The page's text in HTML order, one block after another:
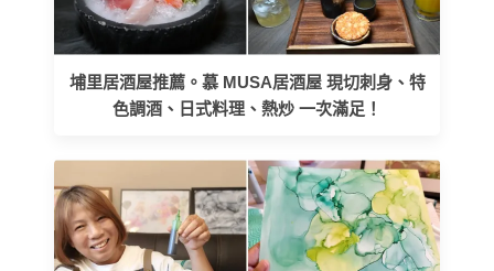
埔里居酒屋推薦。慕 MUSA居酒屋 現切刺身、特
色調酒、日式料理、熱炒 一次滿足！